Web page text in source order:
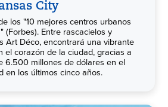
City
los "10 mejores centros urbanos
(Forbes). Entre rascacielos y
Art Déco, encontrará una vibrante
el corazón de la ciudad, gracias a
6.500 millones de dólares en el
en los últimos cinco años.